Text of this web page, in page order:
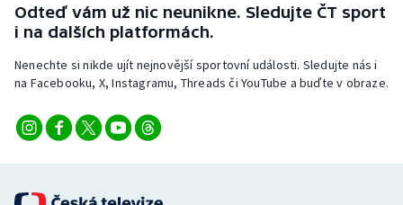
Veslování
Vodní slalom
Volejbal
Odteď vám už nic neunikne. Sledujte ČT sport
i na dalších platformách.
Nenechte si nikde ujít nejnovější sportovní události. Sledujte nás i
na Facebooku, X, Instagramu, Threads či YouTube a buďte v obraze.